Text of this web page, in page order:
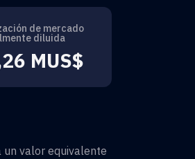
de mercado
diluida
MUS$
un valor equivalente